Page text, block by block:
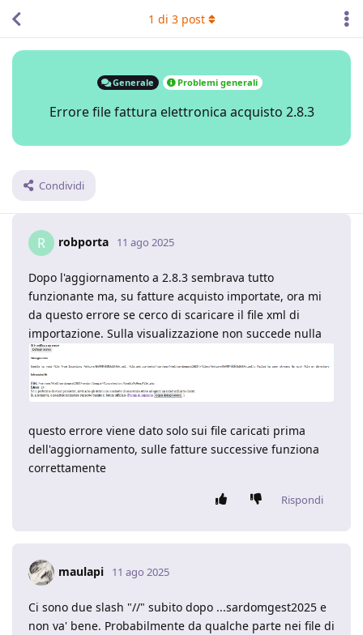
Generale Problemi generali
Errore file fattura elettronica acquisto 2.8.3
Condividi
1 di 3post
R robporta 11 ago 2025
Dopo l'aggiornamento a 2.8.3 sembrava tutto
funzionante ma, su fatture acquisto importate, ora mi
da questo errore se cerco di scaricare il file xml di
importazione. Sulla visualizzazione non succede nulla
questo errore viene dato solo sui file caricati prima
dell'aggiornamento, sulle fatture successive funziona
correttamente
Rispondi
maulapi 11 ago 2025
Ci sono due slash "//" subito dopo ...sardomgest2025 e
non va' bene. Probabilmente da qualche parte nei file di